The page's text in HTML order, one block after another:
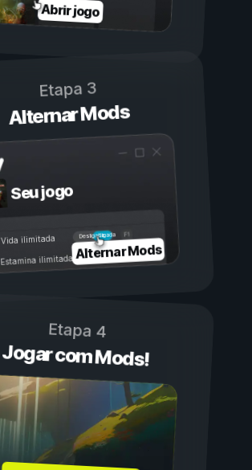
Abrir jogo
Etapa 3
Alternar Mods
Seu jogo
Ligada
Desligada
Vida ilimitada
Estamina ilimitadaAlternar Mods
Etapa 4
Jogar com Mods!